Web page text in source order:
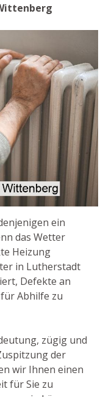
ein
das Wetter
Heizung
in Lutherstadt
Defekte an
Abhilfe zu
zügig und
der
wir Ihnen einen
für Sie zu